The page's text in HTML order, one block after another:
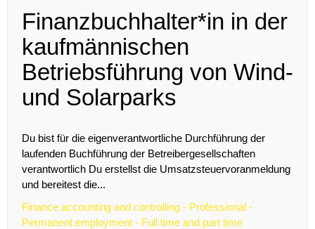
Finanzbuchhalter*in in der
kaufmännischen
Betriebsführung von Wind-
und Solarparks
Du bist für die eigenverantwortliche Durchführung der
laufenden Buchführung der Betreibergesellschaften
verantwortlich Du erstellst die Umsatzsteuervoranmeldung
und bereitest die...
Finance accounting and controlling - Professional -
Permanent employment - Full time and part time